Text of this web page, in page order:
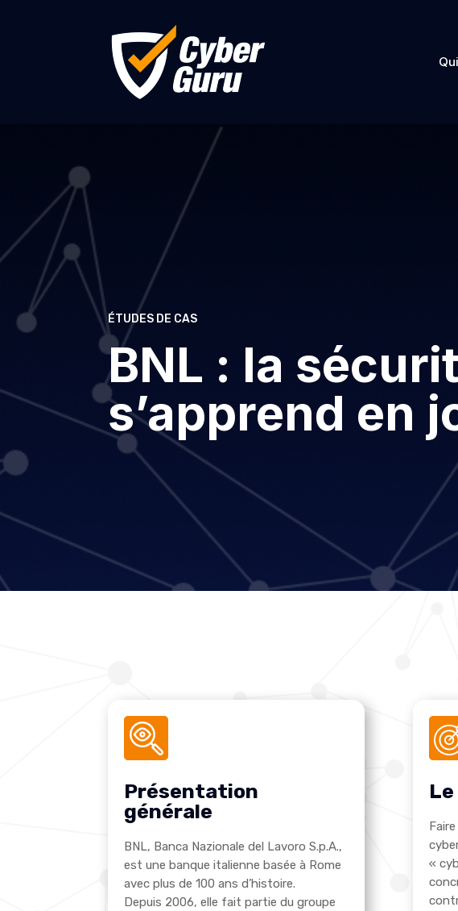
ÉTUDES DE CAS
BNL : la
s’apprend en
Présentation
générale
BNL, Banca Nazionale del Lavoro S.p.A.,
est une banque italienne basée à Rome
avec plus de 100 ans d’histoire.
Depuis 2006, elle fait partie du groupe
«